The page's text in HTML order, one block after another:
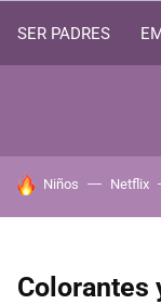
SER PADRES
HOY SE HABLA DE
Niños Netflix
Colorantes